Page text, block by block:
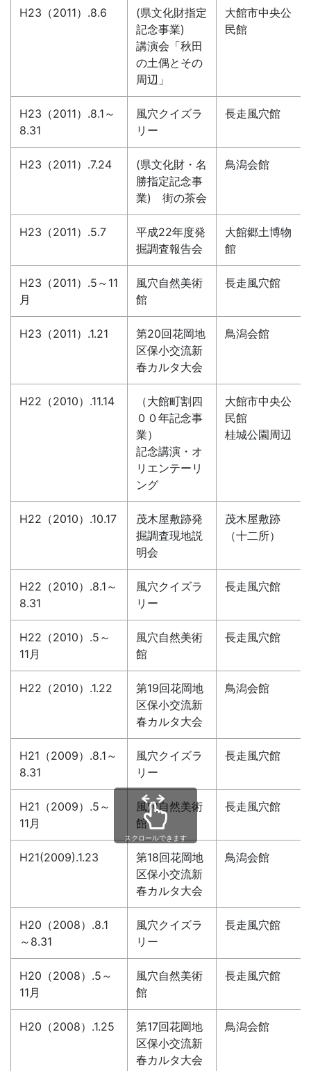
H23（2011）.8.6
(県文化財指定
記念事業)
講演会「秋田
の土偶とその
周辺」
大館市中央公
民館
H23（2011）.8.1～
8.31
風穴クイズラ
リー
長走風穴館
H23（2011）.7.24
(県文化財・名
勝指定記念事
業) 街の茶会
鳥潟会館
H23（2011）.5.7
平成22年度発
掘調査報告会
大館郷土博物
館
H23（2011）.5～11
月
風穴自然美術
館
長走風穴館
H23（2011）.1.21
第20回花岡地
区保小交流新
春カルタ大会
鳥潟会館
H22（2010）.11.14
（大館町割四
００年記念事
業）
記念講演・オ
リエンテーリ
ング
大館市中央公
民館
桂城公園周辺
H22（2010）.10.17
茂木屋敷跡発
掘調査現地説
明会
茂木屋敷跡
（十二所）
H22（2010）.8.1～
8.31
風穴クイズラ
リー
長走風穴館
H22（2010）.5～
11月
風穴自然美術
館
長走風穴館
H22（2010）.1.22
第19回花岡地
区保小交流新
春カルタ大会
鳥潟会館
H21（2009）.8.1～
8.31
風穴クイズラ
リー
長走風穴館
H21（2009）.5～
11月
風穴自然美術
館
長走風穴館
H21(2009).1.23
第18回花岡地
区保小交流新
春カルタ大会
鳥潟会館
H20（2008）.8.1
～8.31
風穴クイズラ
リー
長走風穴館
H20（2008）.5～
11月
風穴自然美術
館
長走風穴館
H20（2008）.1.25
第17回花岡地
区保小交流新
春カルタ大会
鳥潟会館
スクロールできます